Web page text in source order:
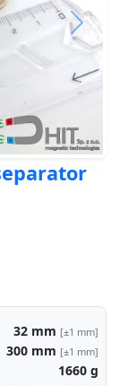
Next
32 mm [±1 mm]
300 mm [±1 mm]
1660 g